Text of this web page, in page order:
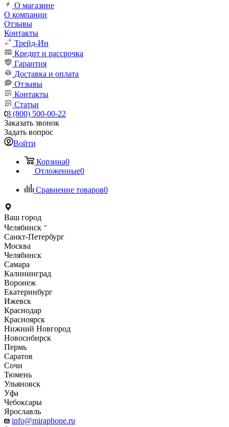
О магазине
О компании
Отзывы
Контакты
Трейд-Ин
Кредит и рассрочка
Гарантия
Доставка и оплата
Отзывы
Контакты
Статьи
8 (800) 500-00-22
Заказать звонок
Задать вопрос
Войти
Корзина0
Отложенные0
Сравнение товаров0
Ваш город
Челябинск
Санкт-Петербург
Москва
Челябинск
Самара
Калининград
Воронеж
Екатеринбург
Ижевск
Краснодар
Красноярск
Нижний Новгород
Новосибирск
Пермь
Саратов
Сочи
Тюмень
Ульяновск
Уфа
Чебоксары
Ярославль
info@miraphone.ru